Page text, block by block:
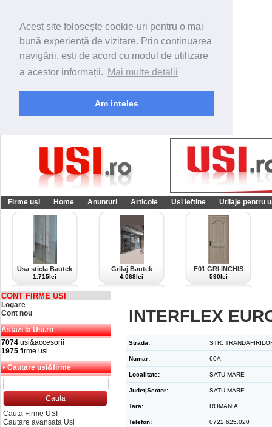
Acest site folosește cookie-uri pentru o mai
bună experiență de vizitare. Prin continuarea
navigării, ești de acord cu modul de utilizare
a acestor informații. Mai multe detalii
Am inteles
Firme uși Home Anunturi Articole Usi ieftine Utilaje pentru
Usa sticla Bautek
1.715lei
Grilaj Bautek
4.068lei
F01 GRI INCHIS
590lei
CONT FIRME USI
Logare
Cont nou
Astazi la Usi.ro
7074 usi&accesorii
1975 firme usi
Cautare usi&firme
Cauta Firme USI
Cautare avansata Usi
INTERFLEX
Strada: STR.
Numar: 60A
Localitate: SATU MARE
Judet|Sector: SATU MARE
Tara: ROMANIA
Telefon: 0722.625.020